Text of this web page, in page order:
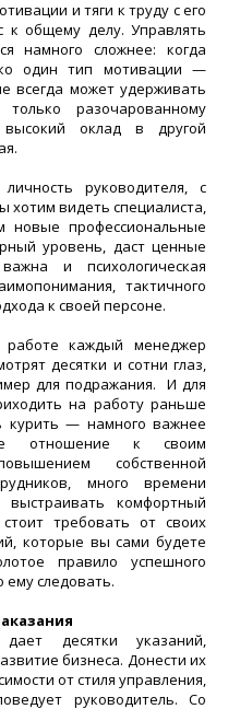
и тяги к труду с его
к общему делу. Управлять
намного сложнее: когда
один тип мотивации —
всегда может удерживать
разочарованному
оклад в другой
руководителя, с
хотим видеть специалиста,
новые профессиональные
уровень, даст ценные
и психологическая
тактичного
к своей персоне.
каждый менеджер
десятки и сотни глаз,
для подражания. И для
на работу раньше
курить — намного важнее
отношение к своим
собственной
много времени
выстраивать комфортный
требовать от своих
которые вы сами будете
правило успешного
ему следовать.
десятки указаний,
бизнеса. Донести их
от стиля управления,
руководитель. Со